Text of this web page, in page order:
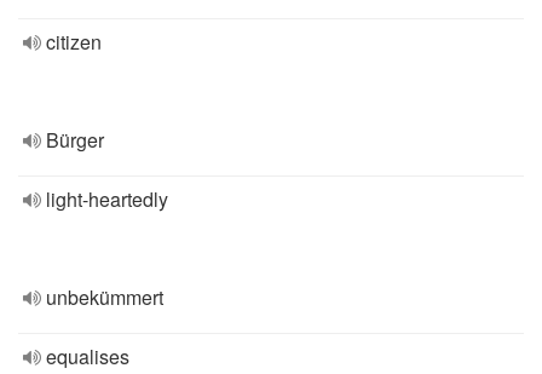
citizen
Bürger
light-heartedly
unbekümmert
equalises